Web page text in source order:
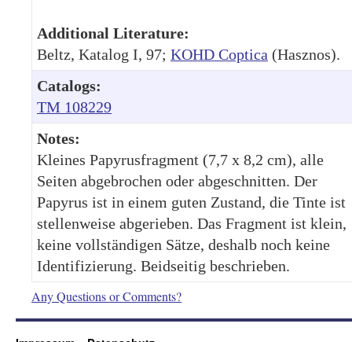
Additional Literature:
Beltz, Katalog I, 97; KOHD Coptica (Hasznos).
Catalogs:
TM 108229
Notes:
Kleines Papyrusfragment (7,7 x 8,2 cm), alle
Seiten abgebrochen oder abgeschnitten. Der
Papyrus ist in einem guten Zustand, die Tinte ist
stellenweise abgerieben. Das Fragment ist klein,
keine vollständigen Sätze, deshalb noch keine
Identifizierung. Beidseitig beschrieben.
Any Questions or Comments?